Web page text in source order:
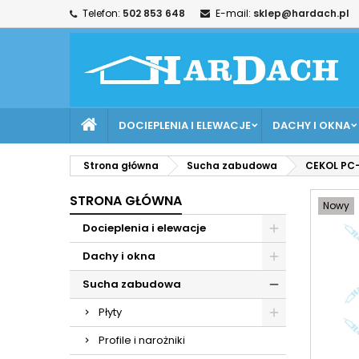
Telefon: 502 853 648 E-mail: sklep@hardach.pl
DOCIEPLENIA I ELEWACJE DACHY I OKNA
Strona główna Sucha zabudowa CEKOL
STRONA GŁÓWNA
Docieplenia i elewacje
Dachy i okna
Sucha zabudowa
Płyty
Profile i narożniki
Nowy